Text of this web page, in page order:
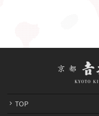
TOP